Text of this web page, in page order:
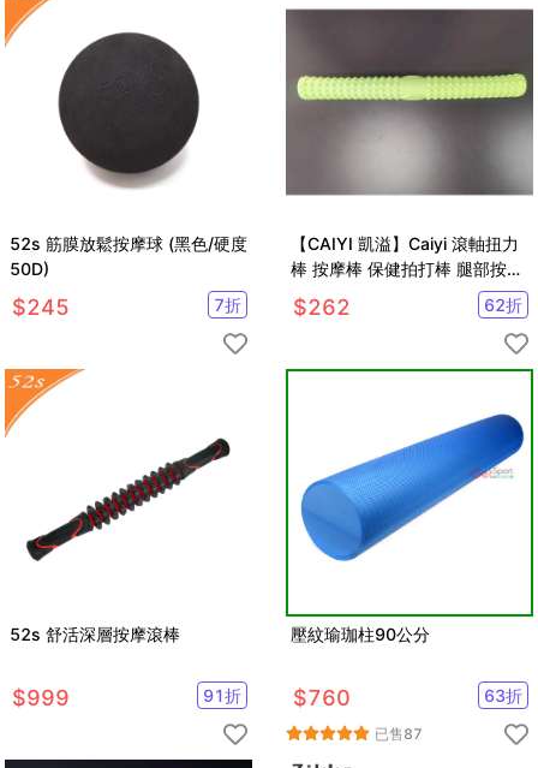
52s 筋膜放鬆按摩球 (黑色/硬度
50D)
$245 7折
【CAIYI 凱溢】Caiyi 滾軸扭力
棒 按摩棒 保健拍打棒 腿部按摩
器 2入
$262 62折
52s 舒活深層按摩滾棒
$999 91折
壓紋瑜珈柱90公分
$760 63折
已售87